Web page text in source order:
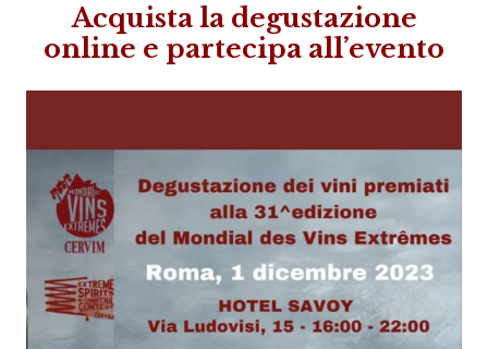
Acquista la degustazione
online e partecipa all’evento